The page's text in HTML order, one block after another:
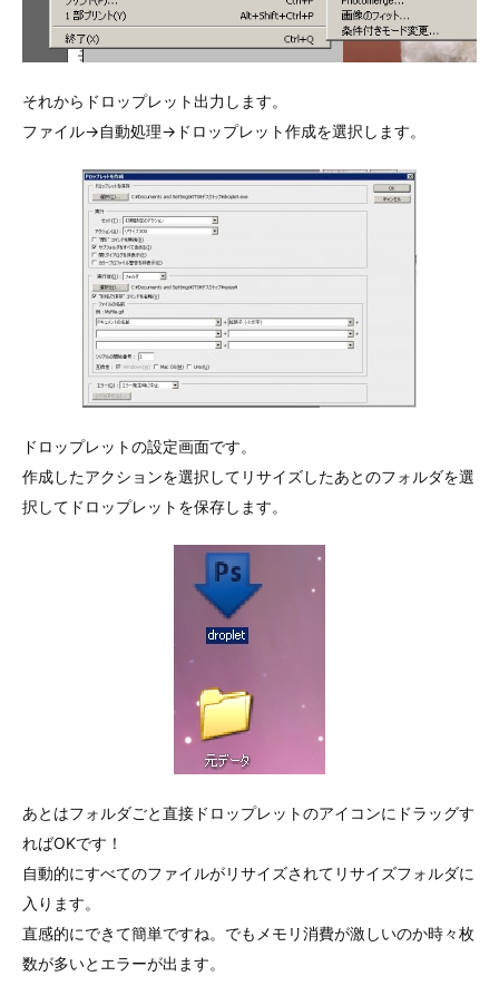
それからドロップレット出力します。
ファイル->自動処理->ドロップレット作成を選択します。
ドロップレットの設定画面です。
作成したアクションを選択してリサイズしたあとのフォルダを選
択してドロップレットを保存します。
あとはフォルダごと直接ドロップレットのアイコンにドラッグす
ればOKです！
自動的にすべてのファイルがリサイズされてリサイズフォルダに
入ります。
直感的にできて簡単ですね。でもメモリ消費が激しいのか時々枚
数が多いとエラーが出ます。